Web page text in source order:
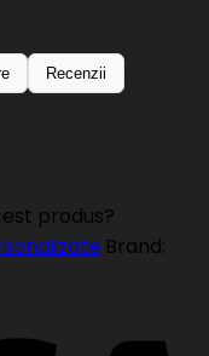
Recenzii
produs?
Brand: